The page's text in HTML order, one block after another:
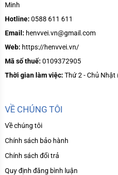
Minh
Hotline: 0588 611 611
Email: henvvei.vn@gmail.com
Web: https://henvvei.vn/
Mã số thuế: 0109372905
Thời gian làm việc: Thứ 2 - Chủ Nhật
VỀ CHÚNG TÔI
Về chúng tôi
Chính sách bảo hành
Chính sách đổi trả
Quy định đăng bình luận